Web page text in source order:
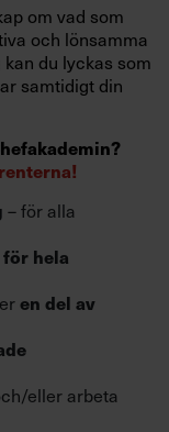
om vad som
och lönsamma
du lyckas som
samtidigt din
– för alla
för hela
en del av
eller arbeta